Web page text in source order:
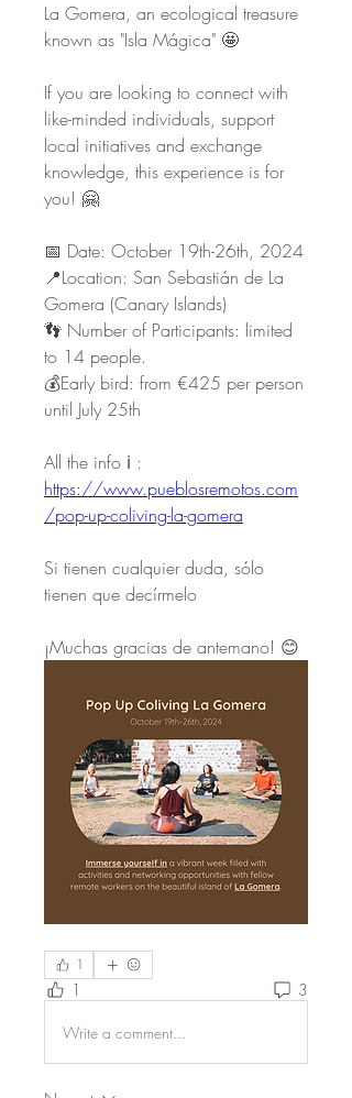
La Gomera, an ecological treasure
known as "Isla Mágica" 🤩
If you are looking to connect with
like-minded individuals, support
local initiatives and exchange
knowledge, this experience is for
you! 🤗
📅 Date: October 19th-26th, 2024
📍Location: San Sebastián de La
Gomera (Canary Islands)
👣 Number of Participants: limited
to 14 people.
💰Early bird: from €425 per person
until July 25th
https://www.pueblosremotos.com
/pop-up-coliving-la-gomera
Si tienen cualquier duda, sólo
tienen que decírmelo
¡Muchas gracias de antemano! 😊
1
1 3
Write a comment...